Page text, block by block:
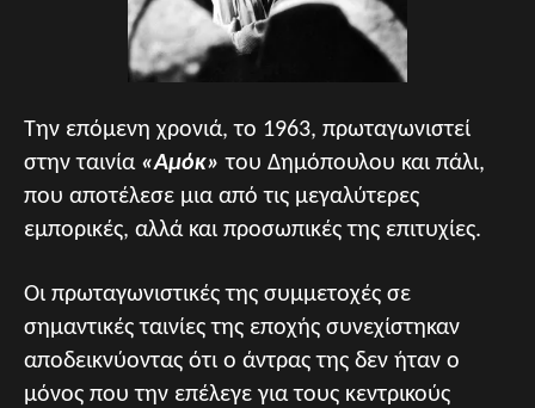
Την επόμενη χρονιά, το 1963, πρωταγωνιστεί
στην ταινία «Αμόκ» του Δημόπουλου και πάλι,
που αποτέλεσε μια από τις μεγαλύτερες
εμπορικές, αλλά και προσωπικές της επιτυχίες.
Οι πρωταγωνιστικές της συμμετοχές σε
σημαντικές ταινίες της εποχής συνεχίστηκαν
αποδεικνύοντας ότι ο άντρας της δεν ήταν ο
μόνος που την επέλεγε για τους κεντρικούς